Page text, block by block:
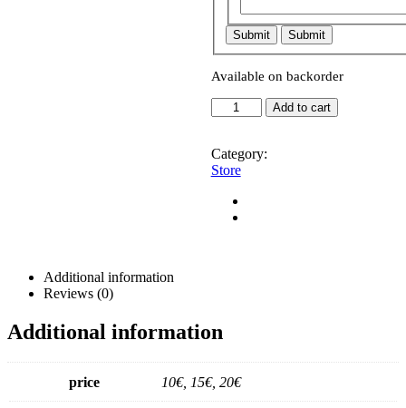
Available on backorder
Cabaz
de
quantity
Add to cart
Category:
Store
Additional information
Reviews (0)
Additional information
price 10€, 15€, 20€